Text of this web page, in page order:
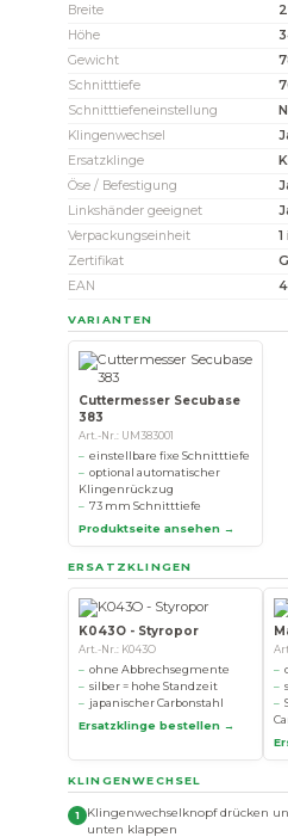
Breite
Höhe
Gewicht
Schnitttiefe
Schnitttiefeneinstellung
Klingenwechsel
Ersatzklinge
Öse / Befestigung
Linkshänder geeignet
Verpackungseinheit
Zertifikat
EAN
VARIANTEN
Cuttermesser Secubase
383
Art.-Nr.: UM383001
einstellbare fixe Schnitttiefe
optional automatischer
Klingenrückzug
73 mm Schnitttiefe
Produktseite ansehen →
ERSATZKLINGEN
K043O - Styropor
Art.-Nr.: K043O
ohne Abbrechsegmente
silber = hohe Standzeit
japanischer Carbonstahl
Ersatzklinge bestellen →
KLINGENWECHSEL
Klingenwechselknopf drücken
unten klappen